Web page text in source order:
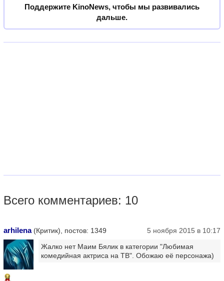
Поддержите KinoNews, чтобы мы развивались
дальше.
Всего комментариев: 10
arhilena(Критик), постов: 1349 5 ноября 2015 в 10:17
14
Жалко нет Маим Бялик в категории "Любимая
комедийная актриса на ТВ". Обожаю её персонажа)